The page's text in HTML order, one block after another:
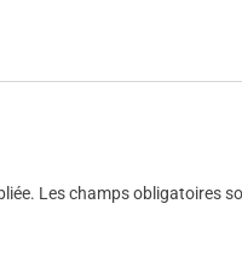
Les champs obligatoires